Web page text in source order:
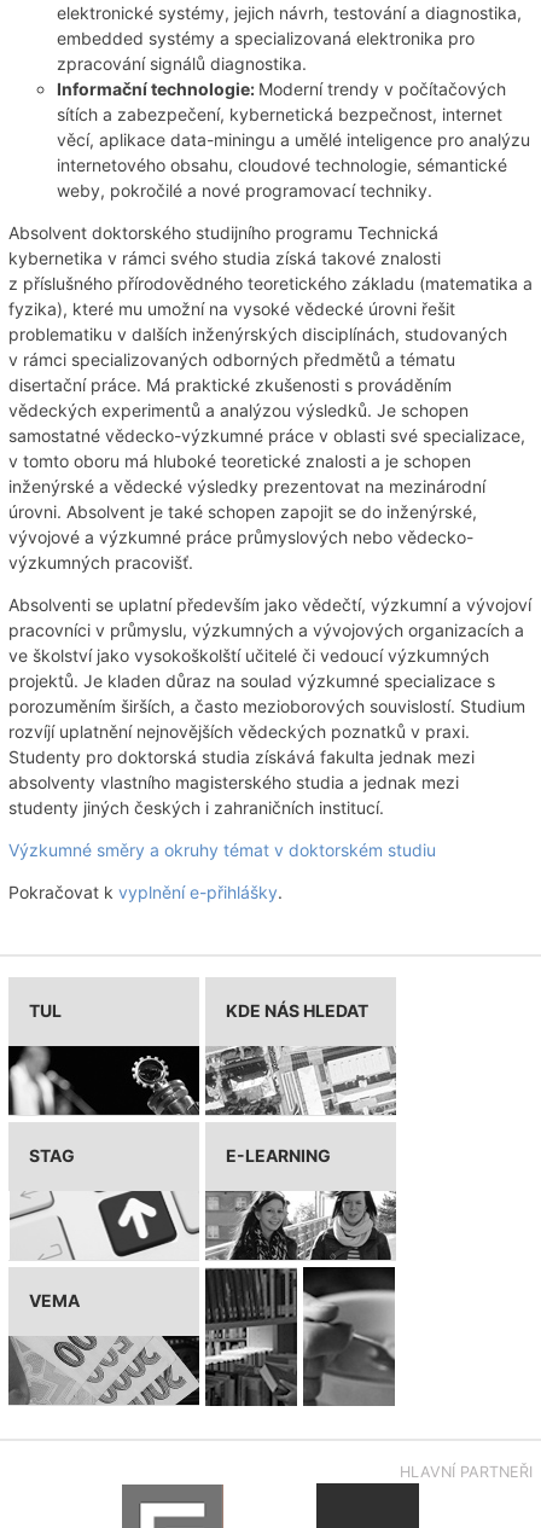
elektronické systémy, jejich návrh, testování a diagnostika,
embedded systémy a specializovaná elektronika pro
zpracování signálů diagnostika.
Informační technologie: Moderní trendy v počítačových
sítích a zabezpečení, kybernetická bezpečnost, internet
věcí, aplikace data-miningu a umělé inteligence pro analýzu
internetového obsahu, cloudové technologie, sémantické
weby, pokročilé a nové programovací techniky.
Absolvent doktorského studijního programu Technická
kybernetika v rámci svého studia získá takové znalosti
z příslušného přírodovědného teoretického základu (matematika a
fyzika), které mu umožní na vysoké vědecké úrovni řešit
problematiku v dalších inženýrských disciplínách, studovaných
v rámci specializovaných odborných předmětů a tématu
disertační práce. Má praktické zkušenosti s prováděním
vědeckých experimentů a analýzou výsledků. Je schopen
samostatné vědecko-výzkumné práce v oblasti své specializace,
v tomto oboru má hluboké teoretické znalosti a je schopen
inženýrské a vědecké výsledky prezentovat na mezinárodní
úrovni. Absolvent je také schopen zapojit se do inženýrské,
vývojové a výzkumné práce průmyslových nebo vědecko-
výzkumných pracovišť.
Absolventi se uplatní především jako vědečtí, výzkumní a vývojoví
pracovníci v průmyslu, výzkumných a vývojových organizacích a
ve školství jako vysokoškolští učitelé či vedoucí výzkumných
projektů. Je kladen důraz na soulad výzkumné specializace s
porozuměním širších, a často mezioborových souvislostí. Studium
rozvíjí uplatnění nejnovějších vědeckých poznatků v praxi.
Studenty pro doktorská studia získává fakulta jednak mezi
absolventy vlastního magisterského studia a jednak mezi
studenty jiných českých i zahraničních institucí.
Výzkumné směry a okruhy témat v doktorském studiu
Pokračovat k vyplnění e-přihlášky.
TUL KDE NÁS HLEDAT
STAG E-LEARNING
VEMA
HLAVNÍ PARTNEŘI